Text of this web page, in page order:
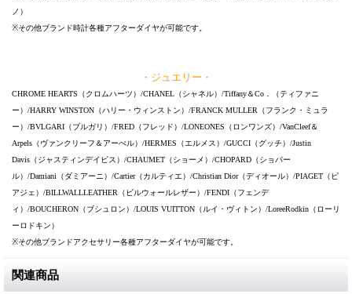
ノ）
※その他ブランド時計各種アフターダイヤが可能です。
・ジュエリー・
CHROME HEARTS（クロムハーツ）/CHANEL（シャネル）/Tiffany＆Co．（ティファニ
ー）/HARRY WINSTON（ハリー・ウィンストン）/FRANCK MULLER（フランク・ミュラ
ー）/BVLGARI（ブルガリ）/FRED（フレッド）/LONEONES（ロンワンズ）/VanCleef＆
Arpels（ヴァンクリーフ＆アーぺル）/HERMES（エルメス）/GUCCI（グッチ）/Justin
Davis（ジャスティンデイビス）/CHAUMET（ショーメ）/CHOPARD（ショパー
ル）/Damiani（ダミアーニ）/Cartier（カルティエ）/Christian Dior（ディオール）/PIAGET（ピ
アジェ）/BILLWALLLEATHER（ビルウォールレザー）/FENDI（フェンデ
ィ）/BOUCHERON（ブシュロン）/LOUIS VUITTON（ルイ・ヴィトン）/LoreeRodkin（ローリ
ーロドキン）
※その他ブランドアクセサリー各種アフターダイヤが可能です。
関連商品